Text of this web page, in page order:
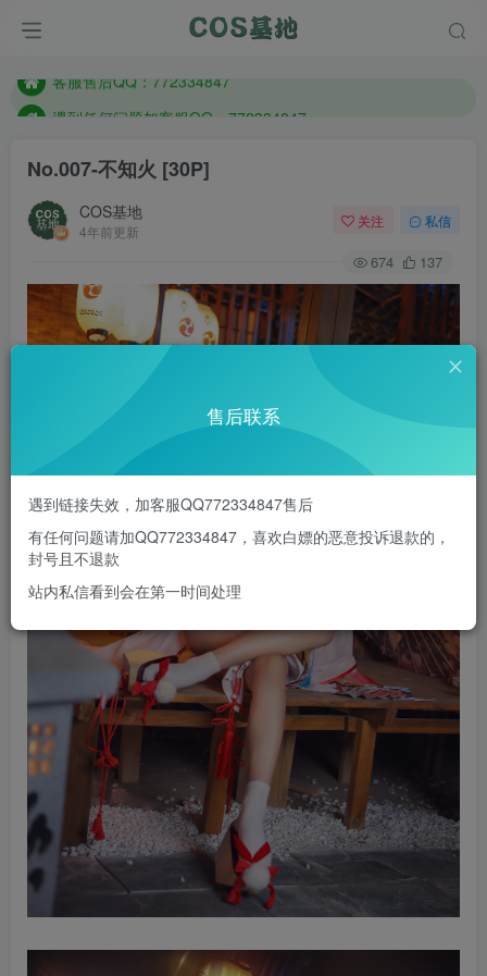
防失联：百度搜索《一七天佳》，实时查看最新站点。
遇到任何问题加客服QQ：772334847
No.007-不知火 [30P]
COS基地
4年前更新
关注 私信
674 137
售后联系
遇到链接失效，加客服QQ772334847售后
有任何问题请加QQ772334847，喜欢白嫖的恶意投诉退款的，
封号且不退款
站内私信看到会在第一时间处理